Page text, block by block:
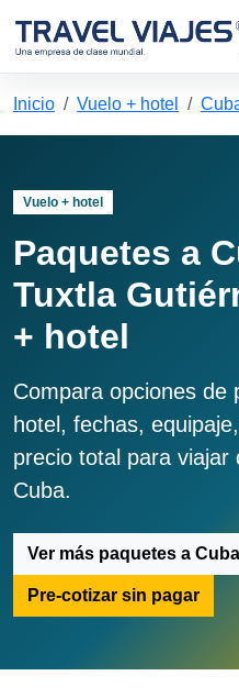
Inicio Vuelo + hotel
Vuelo + hotel
Paquetes a
Tuxtla
+ hotel
Compara opciones de
hotel, fechas,
precio total para viajar
Cuba.
Ver más paquetes a Cuba
Pre-cotizar sin pagar